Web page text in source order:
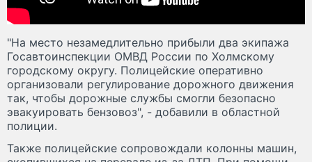
"На место незамедлительно прибыли два экипажа
Госавтоинспекции ОМВД России по Холмскому
городскому округу. Полицейские оперативно
организовали регулирование дорожного движения
так, чтобы дорожные службы смогли безопасно
эвакуировать бензовоз", - добавили в областной
полиции.
Также полицейские сопровождали колонны машин,